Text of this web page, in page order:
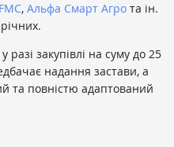
FMC, Альфа Смарт Агро та ін.
закупівлі на суму до 25
надання застави, а
та повністю адаптований